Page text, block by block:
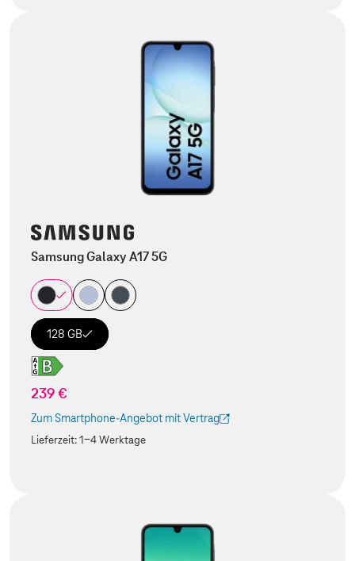
Samsung Galaxy A17 5G
128 GB
239 €
Zum Smartphone-Angebot mit Vertrag
(Der Link wird in einem neuen Tab geöffnet)
Lieferzeit:1-4 Werktage